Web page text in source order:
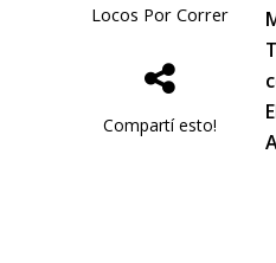
Locos Por Correr
Compartí esto!